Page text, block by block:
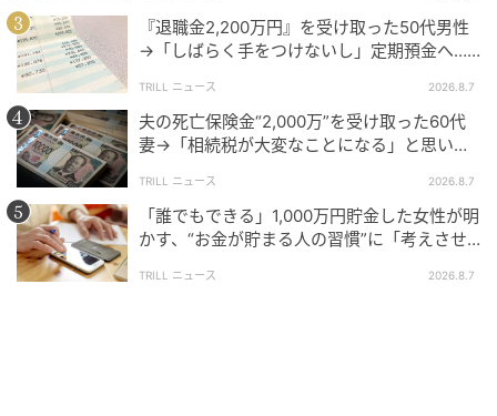
その後、Aさんは家計の見直しに取り組みます。
支出を整理し、固定費を削減。
取り崩しのペースも意識するようになりました。
退職金があること自体は安心材料です。
ただし、それだけで安心とはいえません。
大切なのは、「資産が何年持つのか」を把握すること
です。
『退職金2,200万円』を受け取った50代男性
→「しばらく手をつけないし」定期預金へ…4
TRILL ニュース 2026.8.7
夫の死亡保険金“2,000万”を受け取った60代
妻→「相続税が大変なことになる」と思いき
TRILL ニュース 2026.8.7
「誰でもできる」1,000万円貯金した女性が明
かす、“お金が貯まる人の習慣”に「考えさせ
TRILL ニュース 2026.8.7